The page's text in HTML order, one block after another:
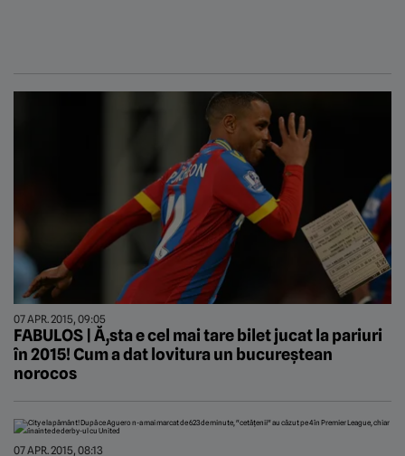
07 APR. 2015, 09:05
FABULOS | Ă‚sta e cel mai tare bilet jucat la pariuri
în 2015! Cum a dat lovitura un bucureștean
norocos
07 APR. 2015, 08:13